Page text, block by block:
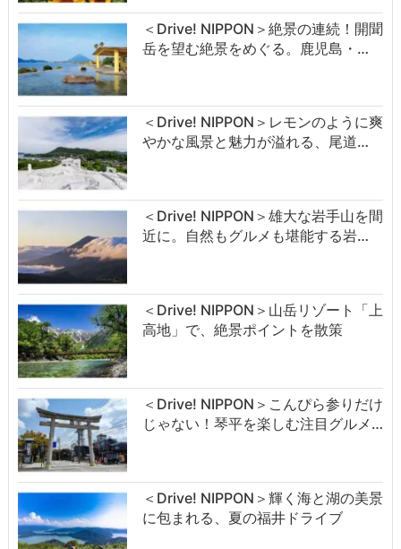
＜Drive! NIPPON＞絶景の連続！開聞
岳を望む絶景をめぐる。鹿児島・…
＜Drive! NIPPON＞レモンのように爽
やかな風景と魅力が溢れる、尾道…
＜Drive! NIPPON＞雄大な岩手山を間
近に。自然もグルメも堪能する岩…
＜Drive! NIPPON＞山岳リゾート「上
高地」で、絶景ポイントを散策
＜Drive! NIPPON＞こんぴら参りだけ
じゃない！琴平を楽しむ注目グルメ…
＜Drive! NIPPON＞輝く海と湖の美景
に包まれる、夏の福井ドライブ